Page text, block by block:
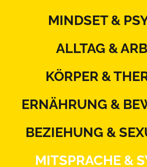
MINDSET &
ALLTAG &
KÖRPER &
ERNÄHRUNG &
BEZIEHUNG &
MITSPRACHE &